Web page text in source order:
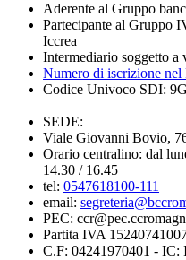
Aderente al Gruppo
Partecipante al Gruppo
Iccrea
Intermediario soggetto
Numero di iscrizione
Codice Univoco SDI:
SEDE:
Viale Giovanni Bovio,
Orario centralino: dal
14.30 / 16.45
tel: 0547618100-111
email:
PEC:
Partita IVA
C.F: 04241970401 -